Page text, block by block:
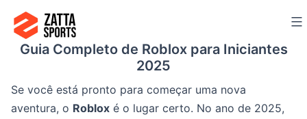
para
Guia Completo de Roblox para Iniciantes
2025
Se você está pronto para começar uma nova
aventura, o Roblox é o lugar certo. No ano de 2025,